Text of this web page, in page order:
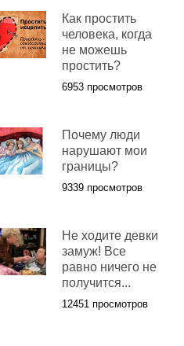
Как простить
человека, когда
не можешь
простить?
6953 просмотров
Почему люди
нарушают мои
границы?
9339 просмотров
Не ходите девки
замуж! Все
равно ничего не
получится...
12451 просмотров